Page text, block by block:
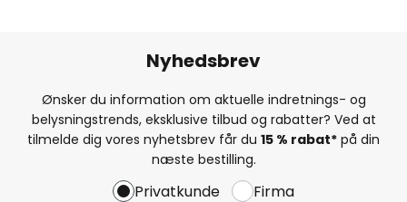
Nyhedsbrev
Ønsker du information om aktuelle indretnings- og
belysningstrends, eksklusive tilbud og rabatter? Ved at
tilmelde dig vores nyhetsbrev får du 15 % rabat* på din
næste bestilling.
Privatkunde Firma